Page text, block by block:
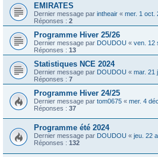
EMIRATES
Dernier message par intheair « mer. 1 oct.
Réponses : 2
Programme Hiver 25/26
Dernier message par DOUDOU « ven. 12
Réponses : 13
Statistiques NCE 2024
Dernier message par DOUDOU « mar. 21
Réponses : 7
Programme Hiver 24/25
Dernier message par tom0675 « mer. 4
Réponses : 37
Programme été 2024
Dernier message par DOUDOU « jeu. 22
Réponses : 132